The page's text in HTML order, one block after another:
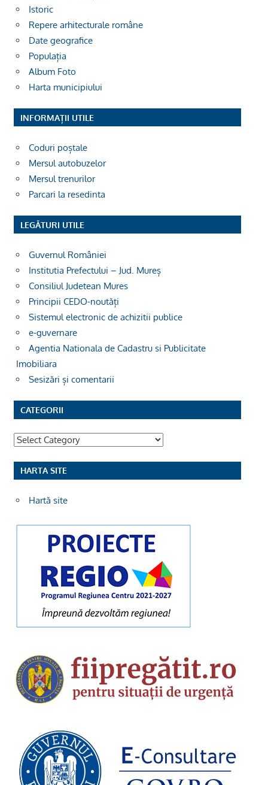
Istoric
Repere arhitecturale române
Date geografice
Populația
Album Foto
Harta municipiului
INFORMAȚII UTILE
Coduri poștale
Mersul autobuzelor
Mersul trenurilor
Parcari la resedinta
LEGĂTURI UTILE
Guvernul României
Institutia Prefectului – Jud. Mureș
Consiliul Judetean Mures
Principii CEDO-noutăți
Sistemul electronic de achizitii publice
e-guvernare
Agentia Nationala de Cadastru si Publicitate
Imobiliara
Sesizări și comentarii
CATEGORII
Categorii
HARTA SITE
Hartă site